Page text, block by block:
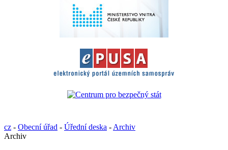
cz - Obecní úřad - Úřední deska - Archiv
Archiv